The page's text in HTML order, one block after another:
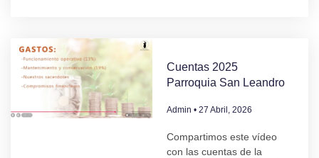
Cuentas 2025
Parroquia San Leandro
Admin 27 Abril, 2026
Compartimos este vídeo
con las cuentas de la